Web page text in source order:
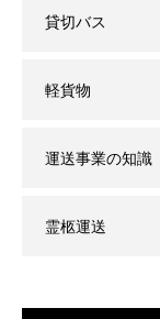
貸切バス
軽貨物
運送事業の知識
霊柩運送